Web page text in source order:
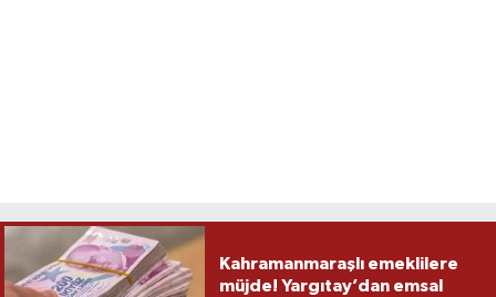
Kahramanmaraşlı emeklilere
müjde! Yargıtay’dan emsal